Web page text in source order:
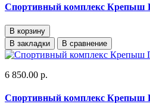
Спортивный комплекс Крепыш
В корзину
В закладки
В сравнение
6 850.00 р.
Спортивный комплекс Крепыш